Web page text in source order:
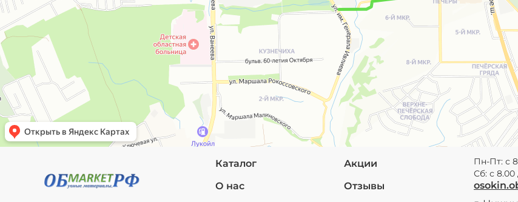
Каталог
О нас
Акции
Отзывы
Пн-Пт: с
Сб: с 8.00